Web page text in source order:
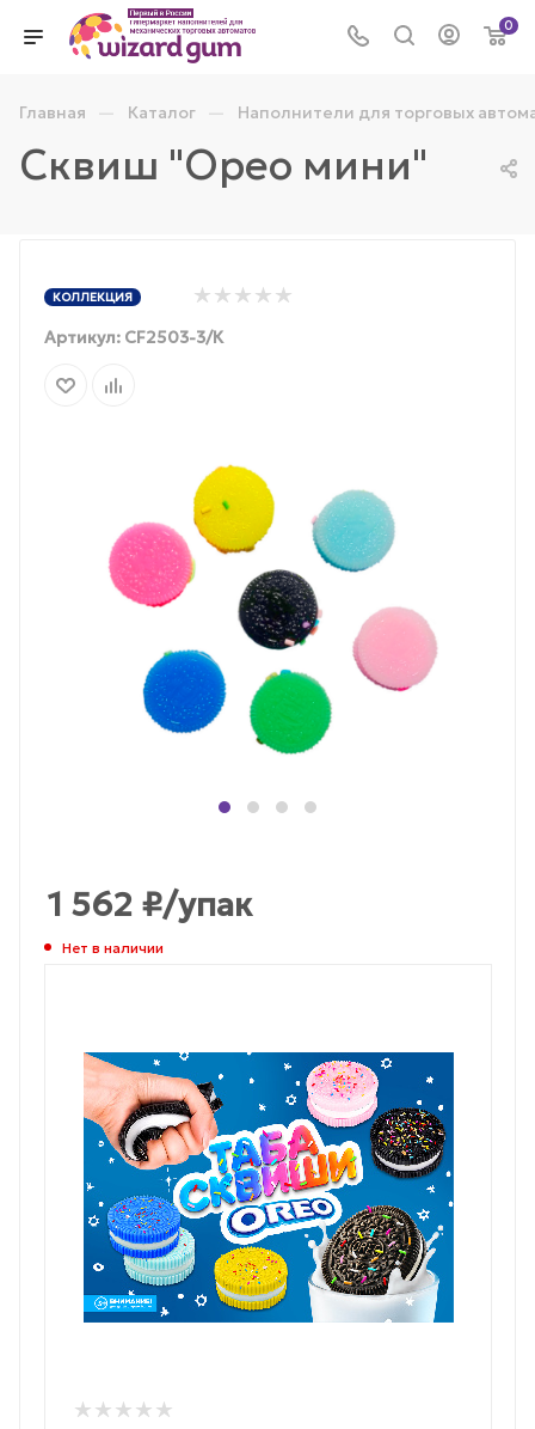
0
Главная — Каталог — Наполнители для торговых
Сквиш "Орео мини"
КОЛЛЕКЦИЯ
Артикул: CF2503-3/К
1 562 ₽/упак
Нет в наличии